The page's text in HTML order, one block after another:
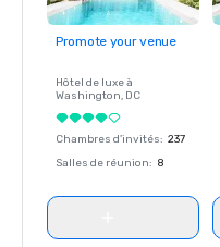
Promote your venue
Hôtel de luxe à
Washington, DC
Chambres d'invités: 237
Salles de réunion: 8